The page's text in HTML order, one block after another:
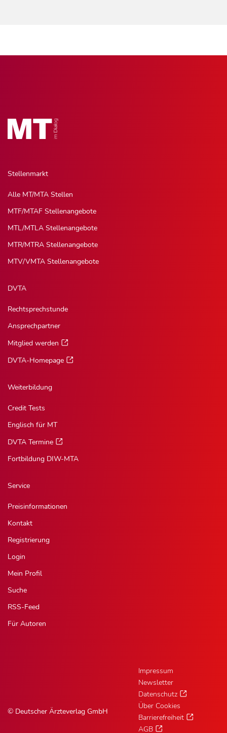
Stellenmarkt
Alle MT/MTA Stellen
MTF/MTAF Stellenangebote
MTL/MTLA Stellenangebote
MTR/MTRA Stellenangebote
MTV/VMTA Stellenangebote
DVTA
Rechtsprechstunde
Ansprechpartner
Mitglied werden
DVTA-Homepage
Weiterbildung
Credit Tests
Englisch für MT
DVTA Termine
Fortbildung DIW-MTA
Service
Preisinformationen
Kontakt
Registrierung
Login
Mein Profil
Suche
RSS-Feed
Für Autoren
© Deutscher Ärzteverlag GmbH
Impressum
Newsletter
Datenschutz
Über Cookies
Barrierefreiheit
AGB